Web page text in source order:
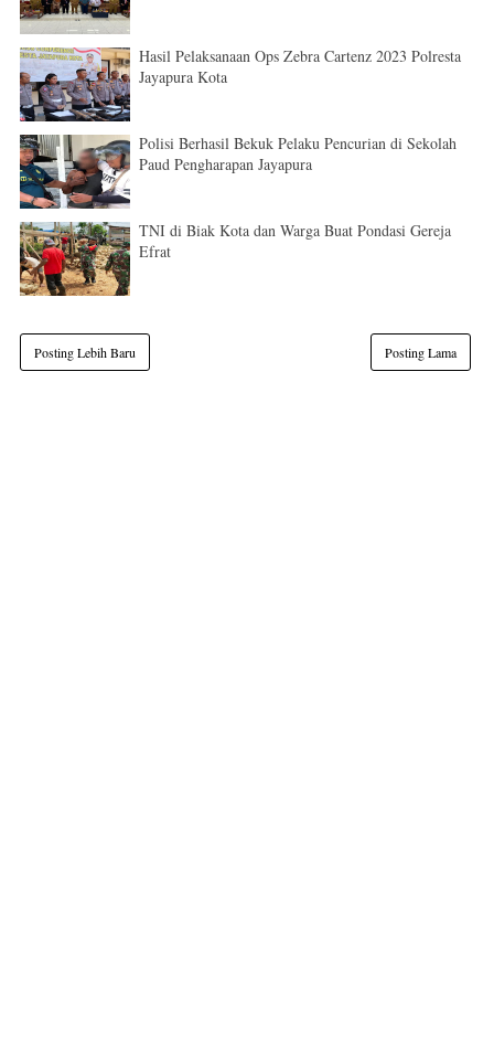
Hasil Pelaksanaan Ops Zebra Cartenz 2023 Polresta
Jayapura Kota
Polisi Berhasil Bekuk Pelaku Pencurian di Sekolah
Paud Pengharapan Jayapura
TNI di Biak Kota dan Warga Buat Pondasi Gereja
Efrat
Posting Lebih Baru Posting Lama